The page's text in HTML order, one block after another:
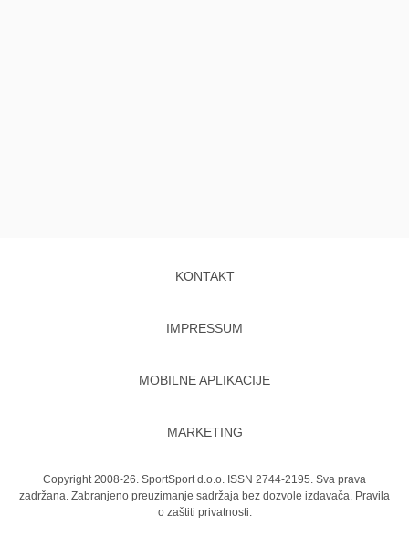
KONTAKT
IMPRESSUM
MOBILNE APLIKACIJE
MARKETING
Copyright 2008-26. SportSport d.o.o. ISSN 2744-2195. Sva prava
zadržana. Zabranjeno preuzimanje sadržaja bez dozvole izdavača. Pravila
o zaštiti privatnosti.